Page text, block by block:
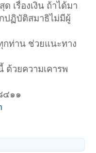
เรื่องเงิน ถ้าได้มา
ปฏิบัติสมาธิไม่มีผู้
กท่าน ช่วยแนะทาง
วยความเคารพ
๔๑๑